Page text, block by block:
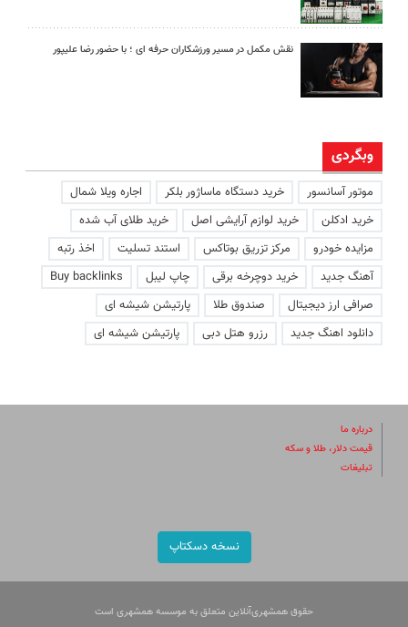
نقش مکمل در مسیر ورزشکاران حرفه ای ؛ با حضور رضا علیپور
وبگردی
موتور آسانسور خرید دستگاه ماساژور بلکر
اجاره ویلا شمال
خرید ادکلن
خرید لوازم آرایشی اصل
خرید طلای آب شده
مزایده خودرو
مرکز تزریق بوتاکس استند تسلیت
اخذ رتبه
آهنگ جدید
خرید دوچرخه برقی چاپ لیبل
Buy backlinks
صرافی ارز دیجیتال
صندوق طلا
پارتیشن شیشه ای
دانلود اهنگ جدید
رزرو هتل دبی پارتیشن شیشه ای
درباره ما
قیمت دلار، طلا و سکه
تبلیغات
نسخه دسکتاپ
حقوق همشهری‌آنلاین متعلق به موسسه همشهری است